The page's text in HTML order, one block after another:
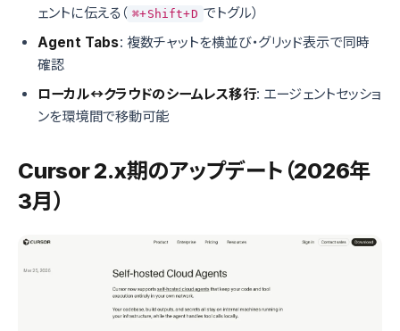
ェントに伝える（ ⌘+Shift+D でトグル）
Agent Tabs: 複数チャットを横並び・グリッド表示で同時
確認
ローカル↔クラウドのシームレス移行: エージェントセッショ
ンを環境間で移動可能
Cursor 2.x期のアップデート（2026年
3月）